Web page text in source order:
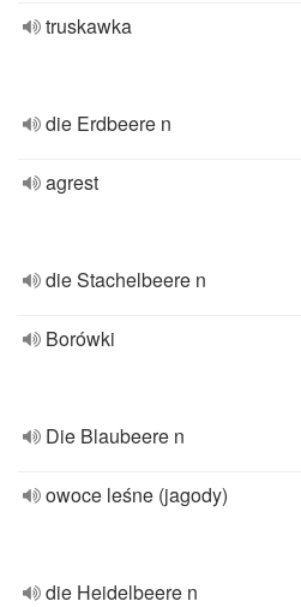
truskawka
die Erdbeere n
agrest
die Stachelbeere n
Borówki
Die Blaubeere n
owoce leśne (jagody)
die Heidelbeere n